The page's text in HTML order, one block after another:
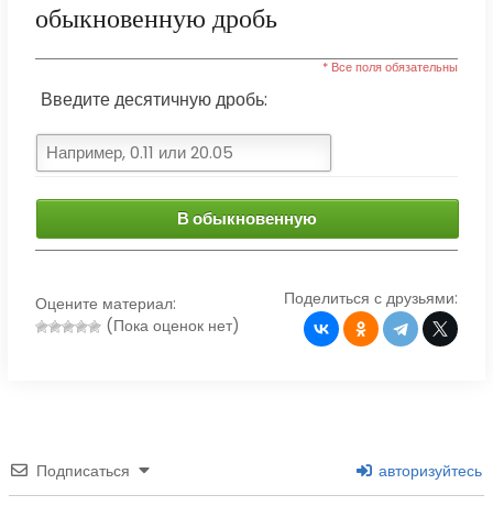
обыкновенную дробь
* Все поля обязательны
Введите десятичную дробь:
В обыкновенную
Оцените материал:
(Пока оценок нет)
Поделиться с друзьями:
Подписаться авторизуйтесь